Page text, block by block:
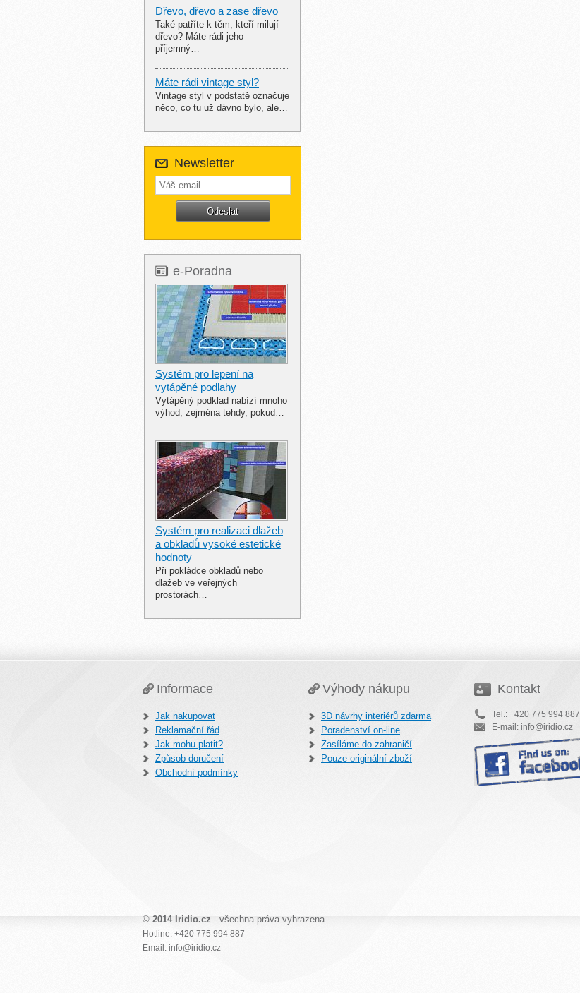
Dřevo, dřevo a zase dřevo
Také patříte k těm, kteří milují
dřevo? Máte rádi jeho
příjemný…
Máte rádi vintage styl?
Vintage styl v podstatě označuje
něco, co tu už dávno bylo, ale…
Newsletter
e-Poradna
Systém pro lepení na
vytápěné podlahy
Vytápěný podklad nabízí mnoho
výhod, zejména tehdy, pokud…
Systém pro realizaci dlažeb
a obkladů vysoké estetické
hodnoty
Při pokládce obkladů nebo
dlažeb ve veřejných
prostorách…
Informace
Jak nakupovat
Reklamační řád
Jak mohu platit?
Způsob doručení
Obchodní podmínky
Výhody nákupu
3D návrhy interiérů zdarma
Poradenství on-line
Zasíláme do zahraničí
Pouze originální zboží
Kontakt
Tel.: +420 775 994 887
E-mail: info@iridio.cz
© 2014 Iridio.cz - všechna práva vyhrazena
Hotline: +420 775 994 887
Email: info@iridio.cz